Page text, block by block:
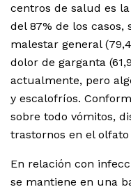
centros de salud es
del 87% de los casos,
malestar general
dolor de garganta
actualmente, pero
y escalofríos.
sobre todo vómitos,
trastornos en el olfato
En relación con
se mantiene en una